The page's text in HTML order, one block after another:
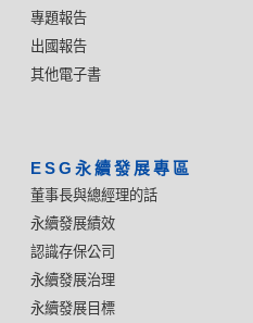
專題報告
出國報告
其他電子書
ESG永續發展專區
董事長與總經理的話
永續發展績效
認識存保公司
永續發展治理
永續發展目標